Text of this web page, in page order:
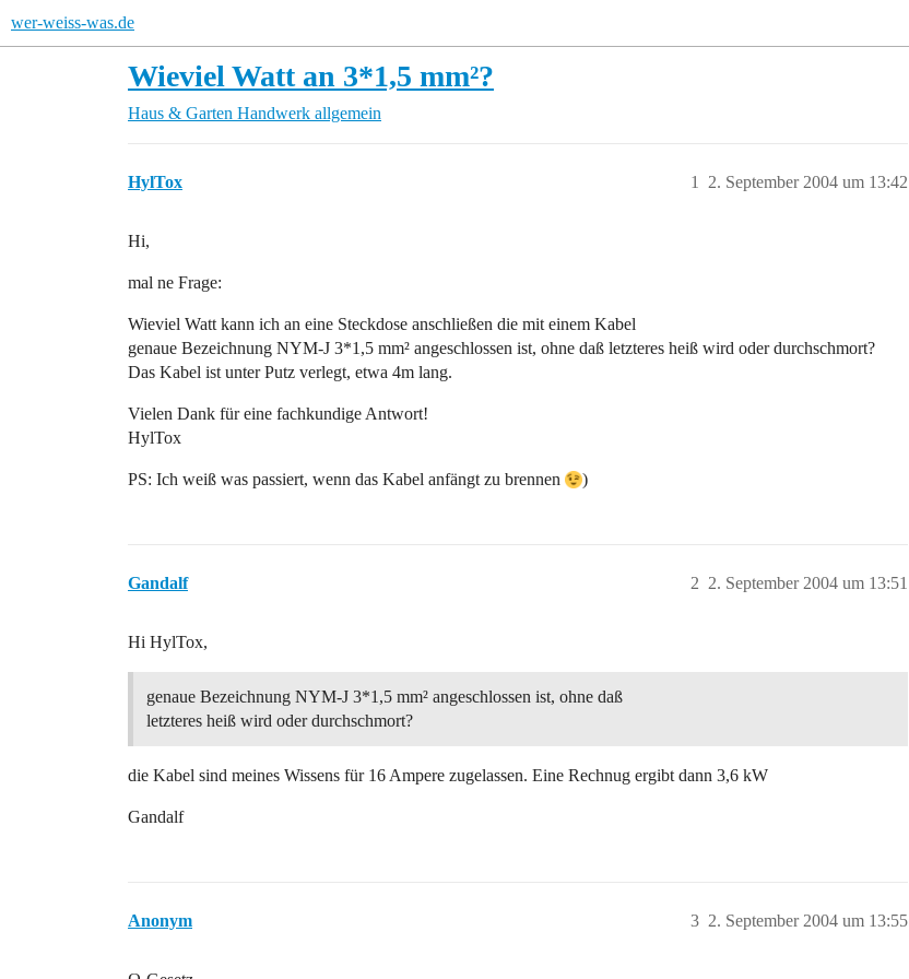
wer-weiss-was.de
Wieviel Watt an 3*1,5 mm²?
Haus & Garten Handwerk allgemein
HylTox 2. September 2004 um 13:42
1
Hi,
mal ne Frage:
Wieviel Watt kann ich an eine Steckdose anschließen die mit einem Kabel
genaue Bezeichnung NYM-J 3*1,5 mm² angeschlossen ist, ohne daß letzteres heiß wird oder durchschmort?
Das Kabel ist unter Putz verlegt, etwa 4m lang.
Vielen Dank für eine fachkundige Antwort!
HylTox
PS: Ich weiß was passiert, wenn das Kabel anfängt zu brennen )
Gandalf 2. September 2004 um 13:51
2
Hi HylTox,
genaue Bezeichnung NYM-J 3*1,5 mm² angeschlossen ist, ohne daß
letzteres heiß wird oder durchschmort?
die Kabel sind meines Wissens für 16 Ampere zugelassen. Eine Rechnug ergibt dann 3,6 kW
Gandalf
Anonym 2. September 2004 um 13:55
3